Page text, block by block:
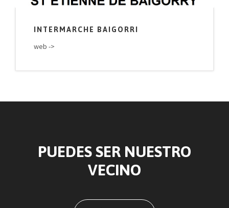
INTERMARCHE BAIGORRI
web ->
PUEDES SER NUESTRO
VECINO